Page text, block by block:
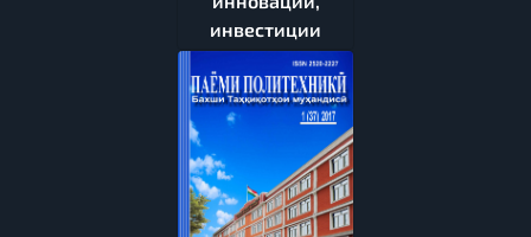
инвестиции